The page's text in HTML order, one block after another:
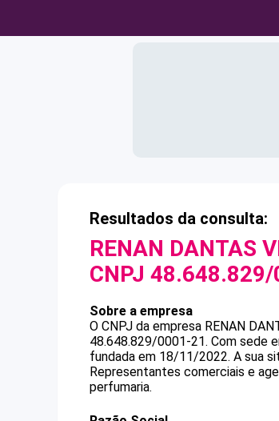
Resultados da consulta:
RENAN DANTAS
CNPJ 48.648.829/
Sobre a empresa
O CNPJ da empresa RENAN
48.648.829/0001-21. Com sede
fundada em 18/11/2022. A sua
Representantes comerciais e
perfumaria.